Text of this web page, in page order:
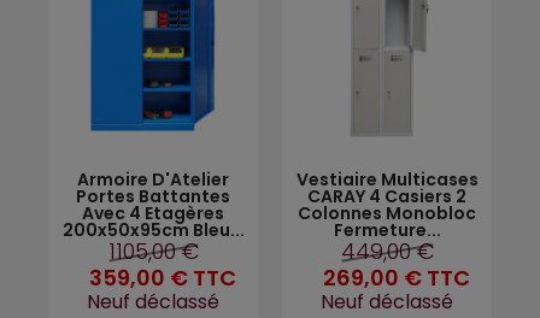
Armoire D'Atelier
Portes Battantes
Avec 4 Etagères
200x50x95cm Bleu...
1105,00 €
359,00 € TTC
Neuf déclassé
Vestiaire Multicases
CARAY 4 Casiers 2
Colonnes Monobloc
Fermeture...
449,00 €
269,00 € TTC
Neuf déclassé